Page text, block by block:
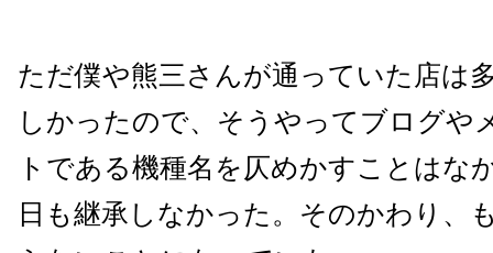
ただ僕や熊三さんが通っていた店は
しかったので、そうやってブログや
トである機種名を仄めかすことはな
日も継承しなかった。そのかわり、